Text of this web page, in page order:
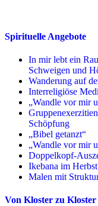
Spirituelle Angebote
In mir lebt ein
Schweigen und
Wanderung auf
Interreligiöse
„Wandle vor mir
Schöpfung
„Bibel getanzt“
„Wandle vor mir
Doppelkopf-
Ikebana im Herbst
Malen mit
Von Kloster zu Kloster